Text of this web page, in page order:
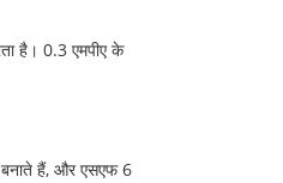
है। 0.3 एमपीए के
बनाते हैं, और एसएफ 6